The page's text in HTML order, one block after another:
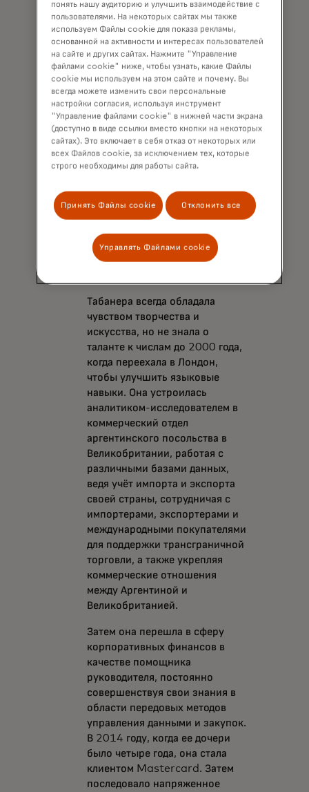
и глобальный руководитель
отдела обучения и развития в
Mastercard, которая лично
пользовалась многими
молодыми наставниками на
платформе. «Они сыграли
большую роль в том, чтобы
помочь мне переосмыслить
мои взгляды и взгляды на то,
как я подхожу к лидерству,
формированию видений и
Способность к работе
с цифрами.
Табанера всегда обладала
чувством творчества и
искусства, но не знала о
таланте к числам до 2000 года,
когда переехала в Лондон,
чтобы улучшить языковые
навыки. Она устроилась
аналитиком-исследователем в
коммерческий отдел
аргентинского посольства в
Великобритании, работая с
различными базами данных,
ведя учёт импорта и экспорта
своей страны, сотрудничая с
импортерами, экспортерами и
международными покупателями
для поддержки трансграничной
торговли, а также укрепляя
коммерческие отношения
между Аргентиной и
Великобританией.
Затем она перешла в сферу
корпоративных финансов в
качестве помощника
руководителя, постоянно
совершенствуя свои знания в
области передовых методов
управления данными и закупок.
В 2014 году, когда ее дочери
было четыре года, она стала
клиентом Mastercard. Затем
последовало напряженное
понять нашу аудиторию и улучшить взаимодействие с
пользователями. На некоторых сайтах мы также
используем Файлы cookie для показа рекламы,
основанной на активности и интересах пользователей
на сайте и других сайтах. Нажмите "Управление
файлами cookie" ниже, чтобы узнать, какие Файлы
cookie мы используем на этом сайте и почему. Вы
всегда можете изменить свои персональные
настройки согласия, используя инструмент
"Управление файлами cookie" в нижней части экрана
(доступно в виде ссылки вместо кнопки на некоторых
сайтах). Это включает в себя отказ от некоторых или
всех Файлов cookie, за исключением тех, которые
строго необходимы для работы сайта.
Принять Файлы cookie Отклонить все
Управлять Файлами cookie